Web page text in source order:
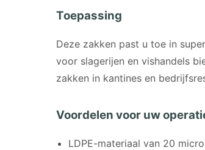
Toepassing
Deze zakken past u toe in
voor slagerijen en vishandels
zakken in kantines en
Voordelen voor uw
LDPE-materiaal van 20